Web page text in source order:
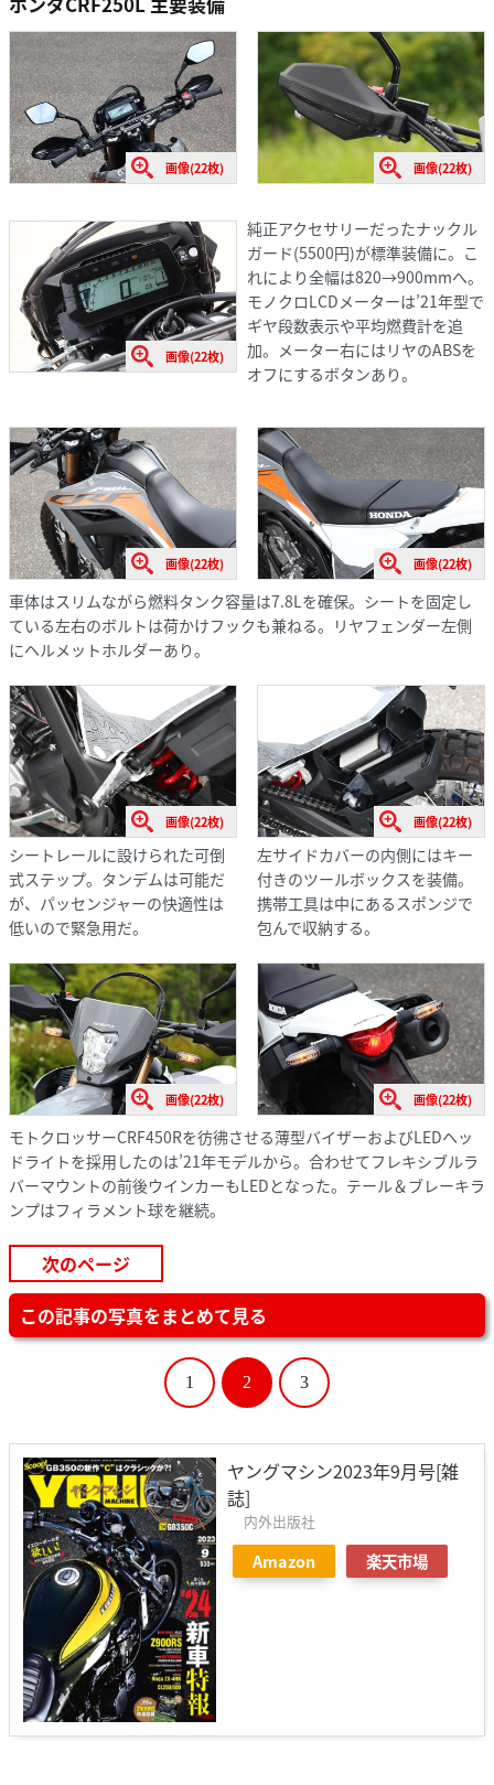
画像(22枚) 画像(22枚)
画像(22枚)
純正アクセサリーだったナックル
ガード(5500円)が標準装備に。こ
れにより全幅は820→900mmへ。
モノクロLCDメーターは’21年型で
ギヤ段数表示や平均燃費計を追
加。メーター右にはリヤのABSを
オフにするボタンあり。
画像(22枚) 画像(22枚)
車体はスリムながら燃料タンク容量は7.8Lを確保。シートを固定し
ている左右のボルトは荷かけフックも兼ねる。リヤフェンダー左側
にヘルメットホルダーあり。
画像(22枚)
シートレールに設けられた可倒
式ステップ。タンデムは可能だ
が、パッセンジャーの快適性は
低いので緊急用だ。
画像(22枚)
左サイドカバーの内側にはキー
付きのツールボックスを装備。
携帯工具は中にあるスポンジで
包んで収納する。
画像(22枚) 画像(22枚)
モトクロッサーCRF450Rを彷彿させる薄型バイザーおよびLEDヘッ
ドライトを採用したのは’21年モデルから。合わせてフレキシブルラ
バーマウントの前後ウインカーもLEDとなった。テール＆ブレーキラ
ンプはフィラメント球を継続。
次のページ
この記事の写真をまとめて見る
1 2 3
ヤングマシン2023年9月号[雑
誌]
内外出版社
Amazon 楽天市場